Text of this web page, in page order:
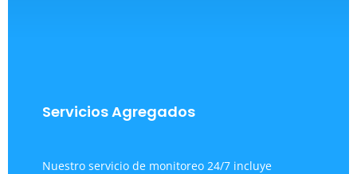
Servicios Agregados
Nuestro servicio de monitoreo 24/7 incluye